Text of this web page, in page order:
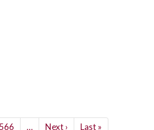
Page
566 …
Siguiente
Next ›
Última
Last »